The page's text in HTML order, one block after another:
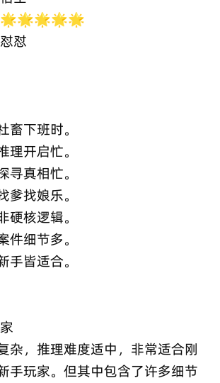
🌟🌟🌟🌟🌟
怼
畜下班时。
理开启忙。
寻真相忙。
爹找娘乐。
硬核逻辑。
件细节多。
手皆适合。
杂，推理难度适中，非常适合刚
手玩家。但其中包含了许多细节